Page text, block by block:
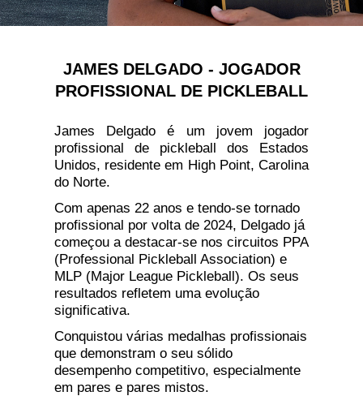
JAMES DELGADO - JOGADOR
PROFISSIONAL DE PICKLEBALL
James Delgado é um jovem jogador
profissional de pickleball dos Estados
Unidos, residente em High Point, Carolina
do Norte.
Com apenas 22 anos e tendo-se tornado
profissional por volta de 2024, Delgado já
começou a destacar-se nos circuitos PPA
(Professional Pickleball Association) e
MLP (Major League Pickleball). Os seus
resultados refletem uma evolução
significativa.
Conquistou várias medalhas profissionais
que demonstram o seu sólido
desempenho competitivo, especialmente
em pares e pares mistos.